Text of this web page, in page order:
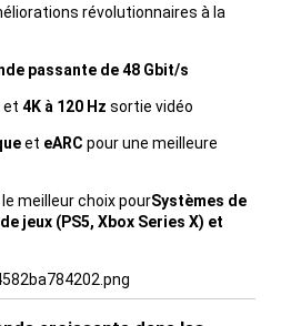
révolutionnaires à la
passante de 48 Gbit/s
et 4K à 120 Hz sortie vidéo
et eARC pour une meilleure
meilleur choix pourSystèmes de
jeux (PS5, Xbox Series X) et